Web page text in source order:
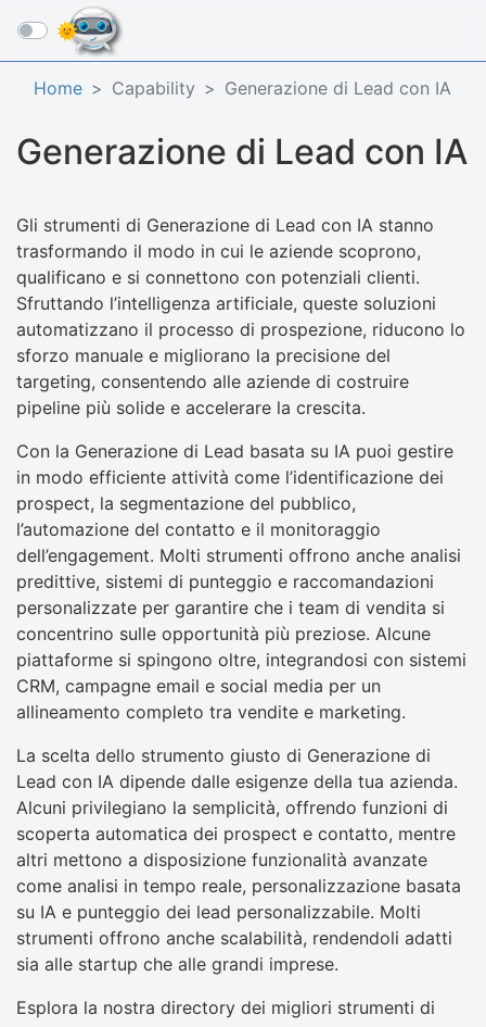
☰
Home Capability Generazione di Lead con IA
Generazione di Lead con IA
Gli strumenti di Generazione di Lead con IA stanno
trasformando il modo in cui le aziende scoprono,
qualificano e si connettono con potenziali clienti.
Sfruttando l’intelligenza artificiale, queste soluzioni
automatizzano il processo di prospezione, riducono lo
sforzo manuale e migliorano la precisione del
targeting, consentendo alle aziende di costruire
pipeline più solide e accelerare la crescita.
Con la Generazione di Lead basata su IA puoi gestire
in modo efficiente attività come l’identificazione dei
prospect, la segmentazione del pubblico,
l’automazione del contatto e il monitoraggio
dell’engagement. Molti strumenti offrono anche analisi
predittive, sistemi di punteggio e raccomandazioni
personalizzate per garantire che i team di vendita si
concentrino sulle opportunità più preziose. Alcune
piattaforme si spingono oltre, integrandosi con sistemi
CRM, campagne email e social media per un
allineamento completo tra vendite e marketing.
La scelta dello strumento giusto di Generazione di
Lead con IA dipende dalle esigenze della tua azienda.
Alcuni privilegiano la semplicità, offrendo funzioni di
scoperta automatica dei prospect e contatto, mentre
altri mettono a disposizione funzionalità avanzate
come analisi in tempo reale, personalizzazione basata
su IA e punteggio dei lead personalizzabile. Molti
strumenti offrono anche scalabilità, rendendoli adatti
sia alle startup che alle grandi imprese.
Esplora la nostra directory dei migliori strumenti di